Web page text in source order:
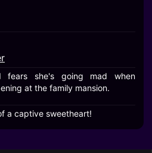
fears she's going mad when
at the family mansion.
a captive sweetheart!